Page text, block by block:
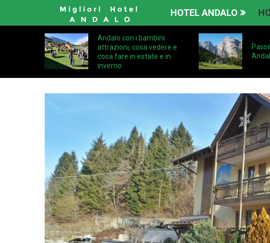
HOTEL ANDALO
Andalo con i bambini:
attrazioni, cosa vedere e
cosa fare in estate e in
inverno